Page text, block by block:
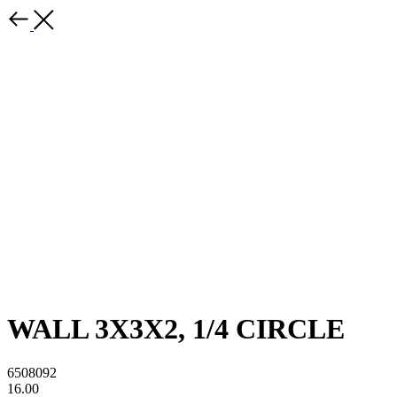
WALL 3X3X2, 1/4 CIRCLE
6508092
16.00